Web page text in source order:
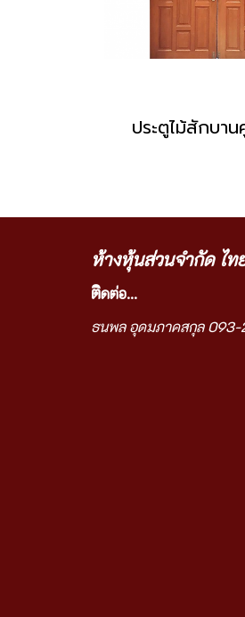
ประตูไม้สักบา
ห้างหุ้นส่วนจำกัด ไท
ติดต่อ...
ธนพล อุดมภาคสกุล 093-